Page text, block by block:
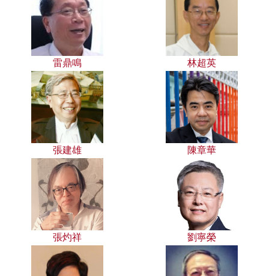
雷鼎鳴 林超英
張建雄 陳章華
張灼祥 劉寧榮